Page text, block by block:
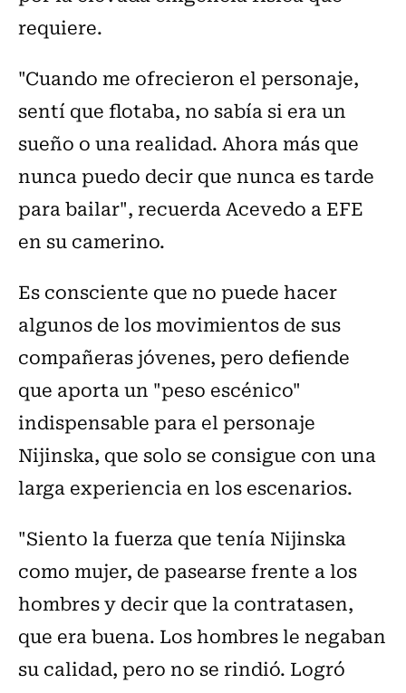
requiere.
"Cuando me ofrecieron el personaje,
sentí que flotaba, no sabía si era un
sueño o una realidad. Ahora más que
nunca puedo decir que nunca es tarde
para bailar", recuerda Acevedo a EFE
en su camerino.
Es consciente que no puede hacer
algunos de los movimientos de sus
compañeras jóvenes, pero defiende
que aporta un "peso escénico"
indispensable para el personaje
Nijinska, que solo se consigue con una
larga experiencia en los escenarios.
"Siento la fuerza que tenía Nijinska
como mujer, de pasearse frente a los
hombres y decir que la contratasen,
que era buena. Los hombres le negaban
su calidad, pero no se rindió. Logró